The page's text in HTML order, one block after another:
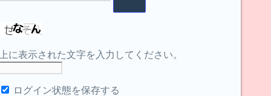
に表示された文字を入力してください。
ログイン状態を保存する